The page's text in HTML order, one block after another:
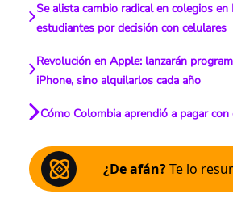
Se alista cambio radical en colegios en
estudiantes por decisión con celulares
Revolución en Apple: lanzarán
iPhone, sino alquilarlos cada año
Cómo Colombia aprendió a pagar con
¿De afán?Te lo